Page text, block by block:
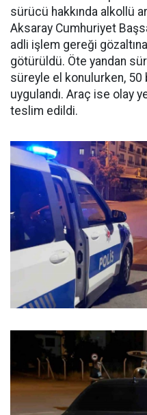
sürücü hakkında alkollü
Aksaray Cumhuriyet
adli işlem gereği
götürüldü. Öte yandan
süreyle el konulurken, 50
uygulandı. Araç ise olay
teslim edildi.